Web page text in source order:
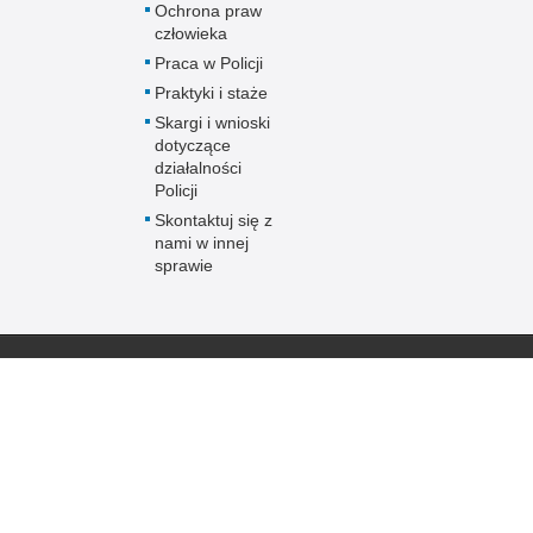
Ochrona praw
człowieka
Praca w Policji
Praktyki i staże
Skargi i wnioski
dotyczące
działalności
Policji
Skontaktuj się z
nami w innej
sprawie